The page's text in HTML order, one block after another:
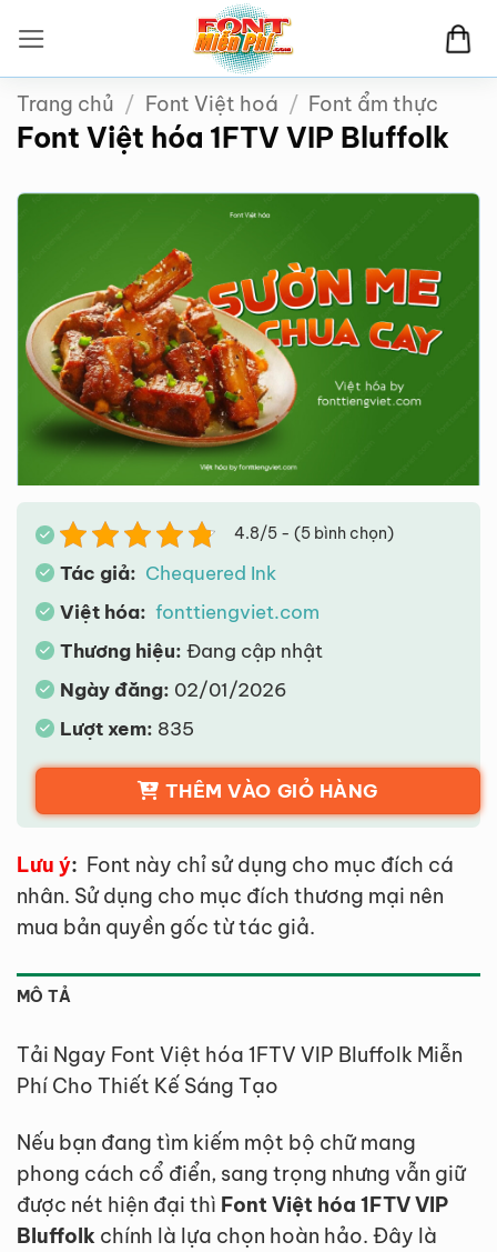
qua
nội
dung
Trang chủ / Font Việt hoá / Font ẩm thực
Font Việt hóa 1FTV VIP Bluffolk
4.8/5 - (5 bình chọn)
Tác giả: Chequered Ink
Việt hóa: fonttiengviet.com
Thương hiệu: Đang cập nhật
Ngày đăng: 02/01/2026
Lượt xem: 835
THÊM VÀO GIỎ HÀNG
Lưu ý: Font này chỉ sử dụng cho mục đích cá
nhân. Sử dụng cho mục đích thương mại nên
mua bản quyền gốc từ tác giả.
MÔ TẢ
Tải Ngay Font Việt hóa 1FTV VIP Bluffolk Miễn
Phí Cho Thiết Kế Sáng Tạo
Nếu bạn đang tìm kiếm một bộ chữ mang
phong cách cổ điển, sang trọng nhưng vẫn giữ
được nét hiện đại thì Font Việt hóa 1FTV VIP
Bluffolk chính là lựa chọn hoàn hảo. Đây là